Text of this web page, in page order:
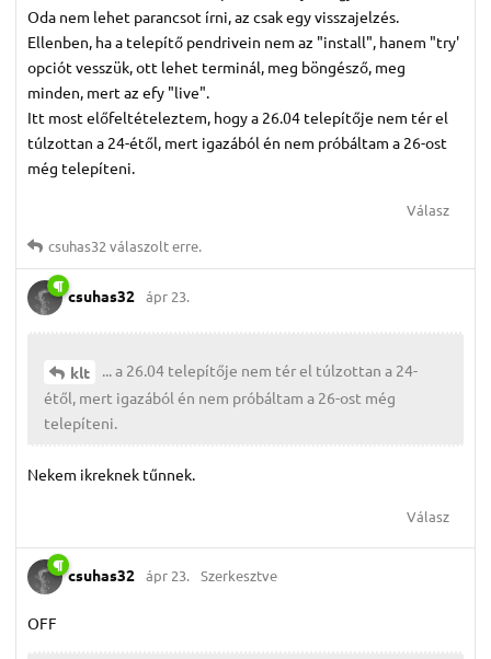
Oda nem lehet parancsot írni, az csak egy visszajelzés.
Ellenben, ha a telepítő pendrivein nem az "install", hanem "try'
opciót vesszük, ott lehet terminál, meg böngésző, meg
minden, mert az efy "live".
Itt most előfeltételeztem, hogy a 26.04 telepítője nem tér el
túlzottan a 24-étől, mert igazából én nem próbáltam a 26-ost
még telepíteni.
Válasz
csuhas32 válaszolt erre.
csuhas32 ápr 23.
klt
... a 26.04 telepítője nem tér el túlzottan a 24-
étől, mert igazából én nem próbáltam a 26-ost még
telepíteni.
Nekem ikreknek tűnnek.
Válasz
csuhas32 ápr 23. Szerkesztve
OFF